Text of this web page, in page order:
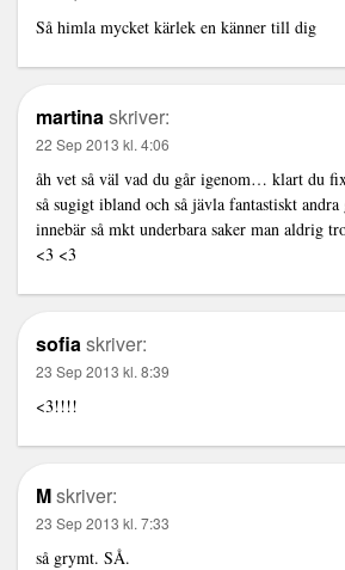
Så himla mycket kärlek en känner till dig
martinaskriver:
22 Sep 2013 kl. 4:06
åh vet så väl vad du går igenom… klart du
så sugigt ibland och så jävla fantastiskt
innebär så mkt underbara saker man aldrig
<3 <3
sofiaskriver:
23 Sep 2013 kl. 8:39
<3!!!!
Mskriver:
23 Sep 2013 kl. 7:33
så grymt. SÅ.